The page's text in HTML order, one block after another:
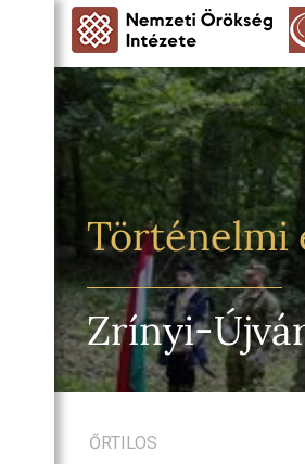
Történelmi
Zrínyi-
ŐRTILOS